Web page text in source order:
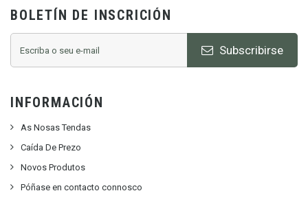
BOLETÍN DE INSCRICIÓN
Subscribirse
INFORMACIÓN
As Nosas Tendas
Caída De Prezo
Novos Produtos
Póñase en contacto connosco